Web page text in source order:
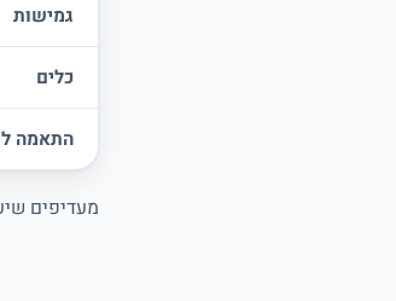
גמישות
כלים
התאמה
מעדיפים